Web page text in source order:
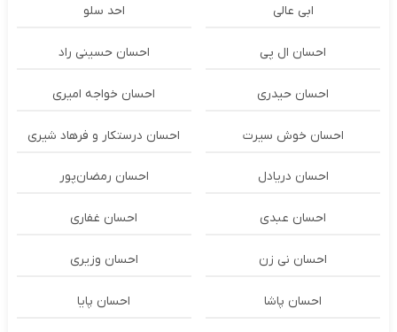
ابی عالی احد سلو
احسان ال پی احسان حسینی راد
احسان حیدری احسان خواجه امیری
احسان خوش سیرت احسان درستكار و فرهاد شيرى
احسان دریادل احسان رمضان‌پور
احسان عبدی احسان غفاری
احسان نی زن احسان وزیری
احسان پاشا احسان پایا